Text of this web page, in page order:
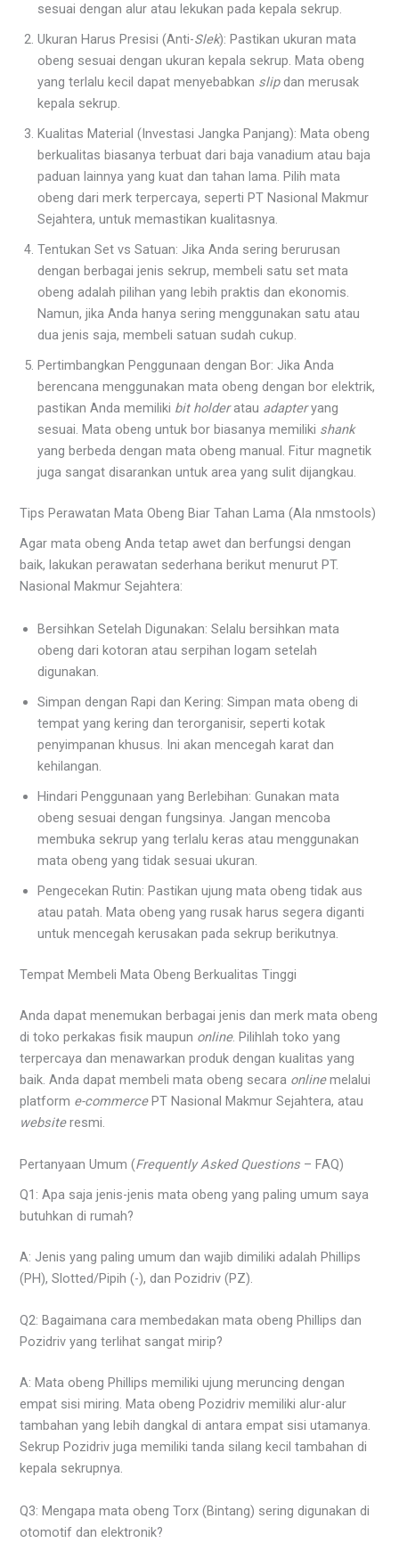
sesuai dengan alur atau lekukan pada kepala sekrup.
Ukuran Harus Presisi (Anti-Slek): Pastikan ukuran mata
obeng sesuai dengan ukuran kepala sekrup. Mata obeng
yang terlalu kecil dapat menyebabkan slipdan merusak
kepala sekrup.
Kualitas Material (Investasi Jangka Panjang): Mata obeng
berkualitas biasanya terbuat dari baja vanadium atau baja
paduan lainnya yang kuat dan tahan lama. Pilih mata
obeng dari merk terpercaya, seperti PT Nasional Makmur
Sejahtera, untuk memastikan kualitasnya.
Tentukan Set vs Satuan: Jika Anda sering berurusan
dengan berbagai jenis sekrup, membeli satu set mata
obeng adalah pilihan yang lebih praktis dan ekonomis.
Namun, jika Anda hanya sering menggunakan satu atau
dua jenis saja, membeli satuan sudah cukup.
Pertimbangkan Penggunaan dengan Bor: Jika Anda
berencana menggunakan mata obeng dengan bor elektrik,
pastikan Anda memiliki bit holderatau adapteryang
sesuai. Mata obeng untuk bor biasanya memiliki shank
yang berbeda dengan mata obeng manual. Fitur magnetik
juga sangat disarankan untuk area yang sulit dijangkau.
Tips Perawatan Mata Obeng Biar Tahan Lama (Ala nmstools)
Agar mata obeng Anda tetap awet dan berfungsi dengan
baik, lakukan perawatan sederhana berikut menurut PT.
Nasional Makmur Sejahtera:
Bersihkan Setelah Digunakan: Selalu bersihkan mata
obeng dari kotoran atau serpihan logam setelah
digunakan.
Simpan dengan Rapi dan Kering: Simpan mata obeng di
tempat yang kering dan terorganisir, seperti kotak
penyimpanan khusus. Ini akan mencegah karat dan
kehilangan.
Hindari Penggunaan yang Berlebihan: Gunakan mata
obeng sesuai dengan fungsinya. Jangan mencoba
membuka sekrup yang terlalu keras atau menggunakan
mata obeng yang tidak sesuai ukuran.
Pengecekan Rutin: Pastikan ujung mata obeng tidak aus
atau patah. Mata obeng yang rusak harus segera diganti
untuk mencegah kerusakan pada sekrup berikutnya.
Tempat Membeli Mata Obeng Berkualitas Tinggi
Anda dapat menemukan berbagai jenis dan merk mata obeng
di toko perkakas fisik maupun online. Pilihlah toko yang
terpercaya dan menawarkan produk dengan kualitas yang
baik. Anda dapat membeli mata obeng secara onlinemelalui
platform e-commercePT Nasional Makmur Sejahtera, atau
websiteresmi.
Pertanyaan Umum (Frequently Asked Questions – FAQ)
Q1: Apa saja jenis-jenis mata obeng yang paling umum saya
butuhkan di rumah?
A: Jenis yang paling umum dan wajib dimiliki adalah Phillips
(PH), Slotted/Pipih (-), dan Pozidriv (PZ).
Q2: Bagaimana cara membedakan mata obeng Phillips dan
Pozidriv yang terlihat sangat mirip?
A: Mata obeng Phillips memiliki ujung meruncing dengan
empat sisi miring. Mata obeng Pozidriv memiliki alur-alur
tambahan yang lebih dangkal di antara empat sisi utamanya.
Sekrup Pozidriv juga memiliki tanda silang kecil tambahan di
kepala sekrupnya.
Q3: Mengapa mata obeng Torx (Bintang) sering digunakan di
otomotif dan elektronik?